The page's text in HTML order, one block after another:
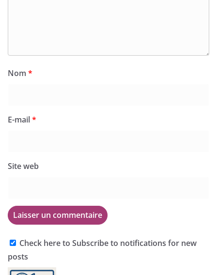
Nom *
E-mail*
Site web
Check here to Subscribe to notifications for new
posts